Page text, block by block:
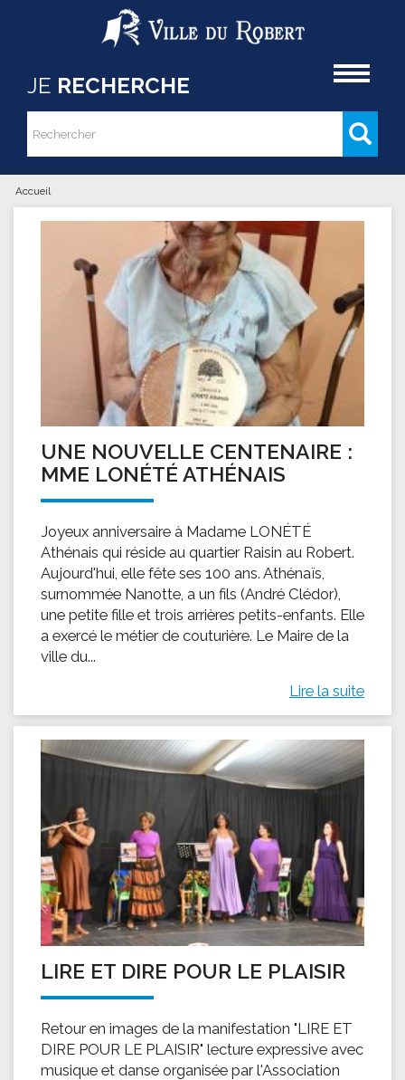
Aller au contenu principal
JE RECHERCHE
Formulaire de recherche
Rechercher
Vous êtes ici
Accueil
UNE NOUVELLE CENTENAIRE :
MME LONÉTÉ ATHÉNAIS
Joyeux anniversaire à Madame LONÉTÉ
Athénais qui réside au quartier Raisin au Robert.
Aujourd'hui, elle fête ses 100 ans. Athénaïs,
surnommée Nanotte, a un fils (André Clédor),
une petite fille et trois arrières petits-enfants. Elle
a exercé le métier de couturière. Le Maire de la
ville du...
Lire la suite
LIRE ET DIRE POUR LE PLAISIR
Retour en images de la manifestation "LIRE ET
DIRE POUR LE PLAISIR" lecture expressive avec
musique et danse organisée par l'Association